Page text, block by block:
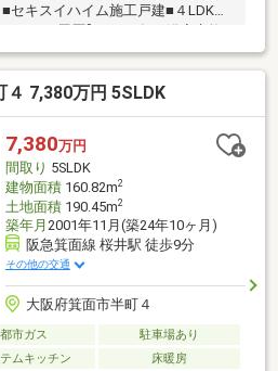
セキスイハイム施工戸建■４LDK間
ォーム履歴】●2014年 浴室交換
年 １階トイレ改装●2018年 全体
キッチン交換【ライフインフォメ
店・・・370ｍ■セブンイレブン池
ドラッグ池田駅前店・・・570ｍ■
呉服小学校・・・860ｍ■池田中学
４ 7,380万円 5SLDK
7,380万円
間取り 5SLDK
建物面積160.82m2
土地面積190.45m2
築年月 2001年11月(築24年10ヶ月)
阪急箕面線 桜井駅 徒歩9分
その他の交通
大阪府箕面市半町４
都市ガス
駐車場あり
ムキッチン 床暖房